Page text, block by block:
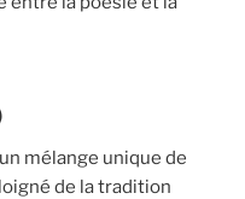
mélange unique de
de la tradition